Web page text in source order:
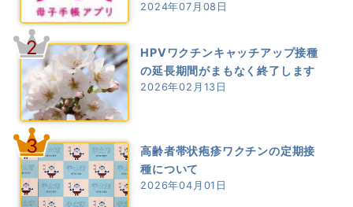
2024年07月08日
2
HPVワクチンキャッチアップ接種
の延長期間がまもなく終了します
2026年02月13日
3
高齢者帯状疱疹ワクチンの定期接
種について
2026年04月01日